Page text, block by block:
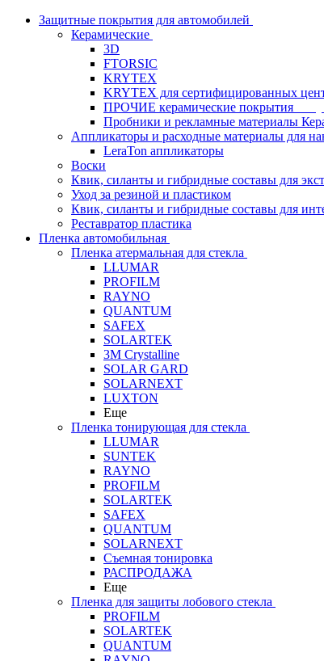
Защитные покрытия для автомобилей
Керамические
3D
FTORSIC
KRYTEX
KRYTEX для сертифицированных
ПРОЧИЕ керамические покрытия
Пробники и рекламные материалы
Аппликаторы и расходные материалы для
LeraTon аппликаторы
Воски
Квик, силанты и гибридные составы для
Уход за резиной и пластиком
Квик, силанты и гибридные составы для
Реставратор пластика
Пленка автомобильная
Пленка атермальная для стекла
LLUMAR
PROFILM
RAYNO
QUANTUM
SAFEX
SOLARTEK
3M Crystalline
SOLAR GARD
SOLARNEXT
LUXTON
Еще
Пленка тонирующая для стекла
LLUMAR
SUNTEK
RAYNO
PROFILM
SOLARTEK
SAFEX
QUANTUM
SOLARNEXT
Съемная тонировка
РАСПРОДАЖА
Еще
Пленка для защиты лобового стекла
PROFILM
SOLARTEK
QUANTUM